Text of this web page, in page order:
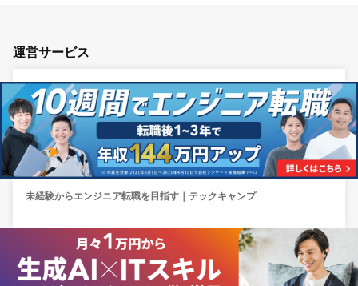
運営サービス
未経験からエンジニア転職を目指す｜テックキャンプ